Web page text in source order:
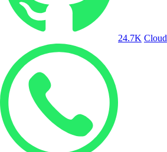
24.7K Cloud